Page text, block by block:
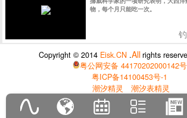
物，每个月只能吃一次。
Copyright © 2014 Eisk.CN .Allrights
粤公网安备 44170202000142号
粤ICP备14100453号-1
潮汐精灵
潮汐表精灵